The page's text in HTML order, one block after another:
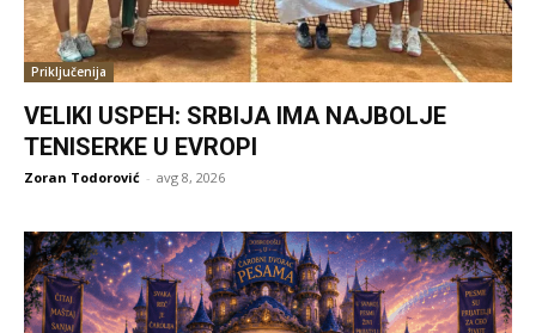
Priključenija
VELIKI USPEH: SRBIJA IMA NAJBOLJE
TENISERKE U EVROPI
Zoran Todorović - avg 8, 2026